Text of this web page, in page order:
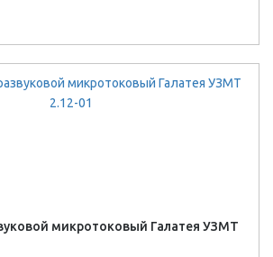
микротоковый Галатея УЗМТ